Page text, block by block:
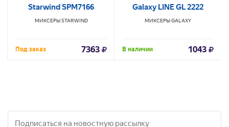
Starwind SPM7166
МИКСЕРЫ STARWIND
Под заказ 7363
Galaxy LINE GL 2222
МИКСЕРЫGALAXY
В наличии 1043